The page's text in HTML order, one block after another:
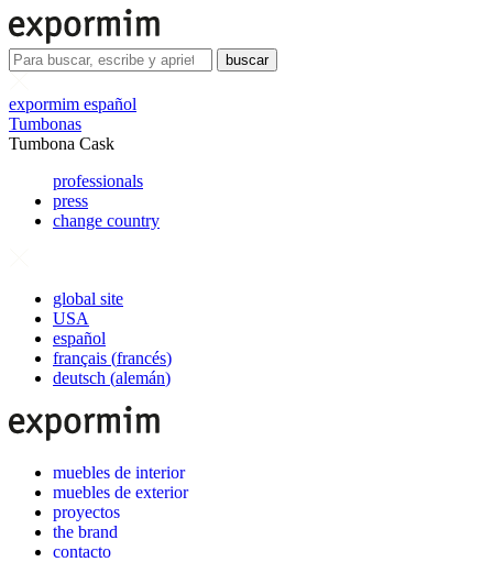
buscar
expormim español
Tumbonas
Tumbona Cask
professionals
press
change country
global site
USA
español
français (francés)
deutsch (alemán)
muebles de interior
muebles de exterior
proyectos
the brand
contacto